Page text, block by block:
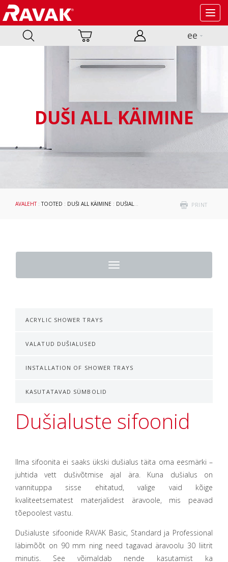
ee
DUŠI ALL KÄIMINE
PRINT
AVALEHT:TOOTED : DUŠI ALL KÄIMINE : DUŠIALUSED ACCESSORIES : DUŠIALUSTE
Toggle
navigation
ACRYLIC SHOWER TRAYS
VALATUD DUŠIALUSED
INSTALLATION OF SHOWER TRAYS
KASUTATAVAD SÜMBOLID
Dušialuste sifoonid
Ilma sifoonita ei saaks ükski dušialus täita oma eesmärki –
juhtida vett dušivõtmise ajal ära. Kuna dušialus on
vannituppa sisse ehitatud, valige vaid kõige
kvaliteetsematest materjalidest äravoole, mis peavad
tõepoolest vastu.
Dušialuste sifoonide RAVAK Basic, Standard ja Professional
läbimõõt on 90 mm ning need tagavad äravoolu 30 liitrit
minutis. See võimaldab nende kasutamist ka